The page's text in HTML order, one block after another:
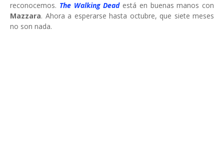
reconocemos. The Walking Deadestá en buenas manos con
Mazzara. Ahora a esperarse hasta octubre, que siete meses
no son nada.